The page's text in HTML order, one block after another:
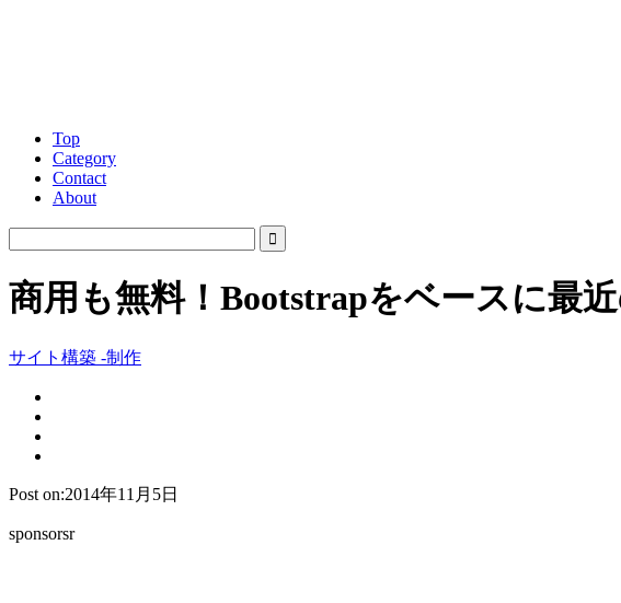
Top
Category
Contact
About
商用も無料！Bootstrapをベースに最
サイト構築 -制作
Post on:2014年11月5日
sponsorsr